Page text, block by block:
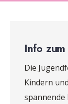
Info
Die
Kindern
spannende